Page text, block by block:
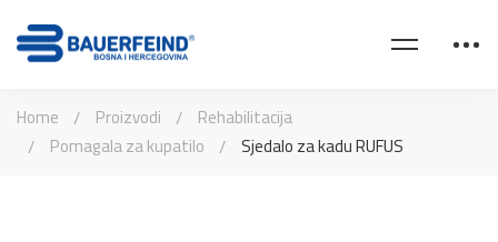
Home Proizvodi
Rehabilitacija
Pomagala za kupatilo
Sjedalo za kadu RUFUS